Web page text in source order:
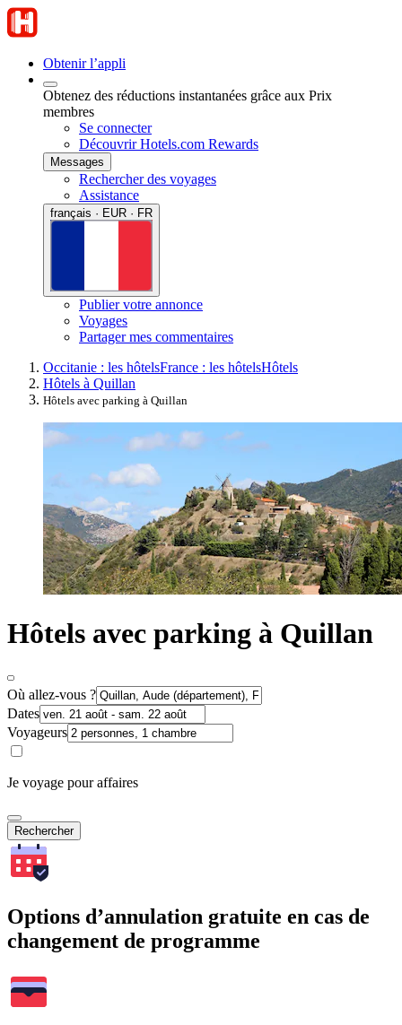
Obtenir l’appli
Obtenez des réductions instantanées grâce aux Prix
membres
Se connecter
Découvrir Hotels.com Rewards
Messages
Rechercher des voyages
Assistance
français · EUR · FR
Publier votre annonce
Voyages
Partager mes commentaires
Occitanie : les hôtelsFrance : les hôtelsHôtels
Hôtels à Quillan
Hôtels avec parking à Quillan
Hôtels avec parking à Quillan
Où allez-vous ?
Dates
Voyageurs
Je voyage pour affaires
Rechercher
Options d’annulation gratuite en cas de
changement de programme